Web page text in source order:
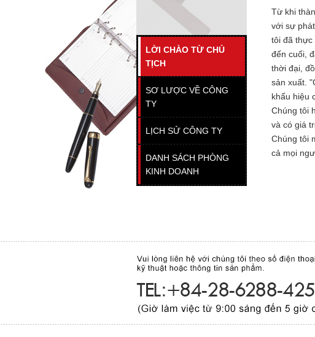
LỜI CHÀO TỪ CHỦ
TỊCH
SƠ LƯỢC VỀ CÔNG
TY
LỊCH SỬ CÔNG TY
DANH SÁCH PHÒNG
KINH DOANH
Từ khi
với sự
tôi đã thực
đến cuối,
thời đại,
sản xuất.
khẩu hiệu
Chúng tôi
và có giá
Chúng tôi
cả mọi